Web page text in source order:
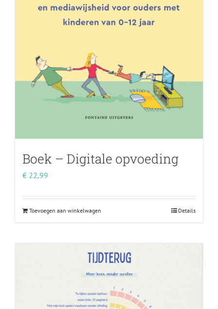
Boek – Digitale opvoeding
€ 22,99
Toevoegen aan winkelwagen Details